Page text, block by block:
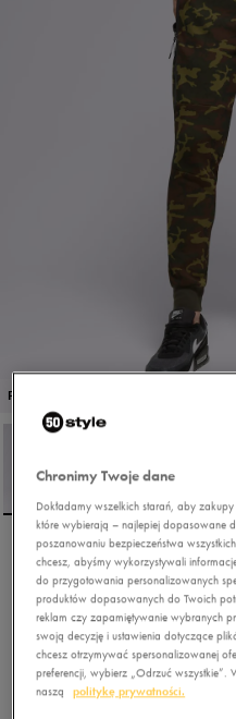
PROMO: DO -30%
NIKE SPODNIE M NSW
TCH FLC JGGR OG 10YR
CAM
0.0(0)
284,99złz Vat
Chronimy Twoje dane
Dokładamy wszelkich starań, aby
które wybierają – najlepiej dopasowane
poszanowaniu bezpieczeństwa
chcesz, abyśmy wykorzystywali
do przygotowania personalizowanych
produktów dopasowanych do Twoich
reklam czy zapamiętywanie wybranych
swoją decyzję i ustawienia dotyczące
chcesz otrzymywać spersonalizowanej
preferencji, wybierz „Odrzuć wszystkie”.
naszą
politykę prywatności.